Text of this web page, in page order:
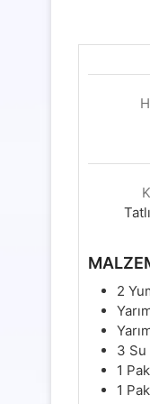
2
3 Su
1
1